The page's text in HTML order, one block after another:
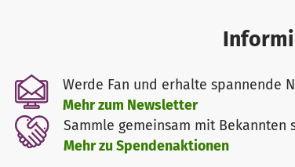
Werde Fan und erhalte spannende
Mehr zum Newsletter
Sammle gemeinsam mit
Mehr zu Spendenaktionen